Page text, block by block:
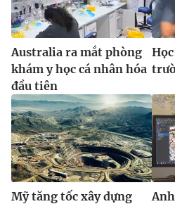
® Cấm sao chép dưới mọi hình
thuận bằng văn bản. Ghi rõ nguồn
thông tin từ website này.
Australia ra mắt phòng
khám y học cá nhân hóa
đầu tiên
Mỹ tăng tốc xây dựng